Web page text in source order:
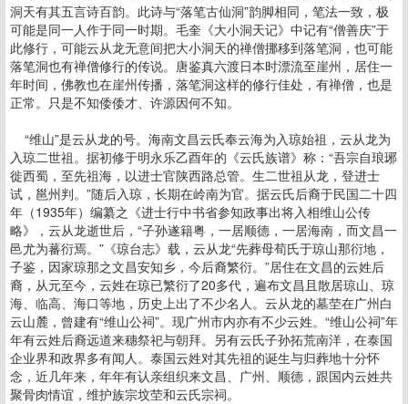
洞天有其五言诗百韵。此诗与“落笔古仙洞”韵脚相同，笔法一致，极
可能是同一人作于同一时期。毛奎《大小洞天记》中记有“僧善庆”于
此修行，可能云从龙无意间把大小洞天的禅僧挪移到落笔洞，也可能
落笔洞也有禅僧修行的传说。唐鉴真六渡日本时漂流至崖州，居住一
年时间，佛教也在崖州传播，落笔洞这样的修行佳处，有禅僧，也是
正常。只是不知倭倭才、许源因何不知。
“维山”是云从龙的号。海南文昌云氏奉云海为入琼始祖，云从龙为
入琼二世祖。据初修于明永乐乙酉年的《云氏族谱》称：“吾宗自琅琊
徙西蜀，至先祖海，以进士官陕西路总管。生二世祖从龙，登进士
试，邕州判。”随后入琼，长期在岭南为官。据云氏后裔于民国二十四
年（1935年）编纂之《进士行中书省参知政事出将入相维山公传
略》，云从龙逝世后，“子孙遂籍粤，一居顺德，一居海南，而文昌一
邑尤为蕃衍焉。”《琼台志》载，云从龙“先葬母荀氏于琼山那衍地，
子鉴，因家琼那之文昌安知乡，今后裔繁衍。”居住在文昌的云姓后
裔，从元至今，云姓在琼已繁衍了20多代，遍布文昌且散居琼山、琼
海、临高、海口等地，历史上出了不少名人。云从龙的墓茔在广州白
云山麓，曾建有“维山公祠”。现广州市内亦有不少云姓。“维山公祠”年
年有云姓后裔远道来穗祭祀与朝拜。另有云氏子孙拓荒南洋，在泰国
企业界和政界多有闻人。泰国云姓对其先祖的诞生与归葬地十分怀
念，近几年来，年年有认亲组织来文昌、广州、顺德，跟国内云姓共
聚骨肉情谊，维护族宗坟茔和云氏宗祠。